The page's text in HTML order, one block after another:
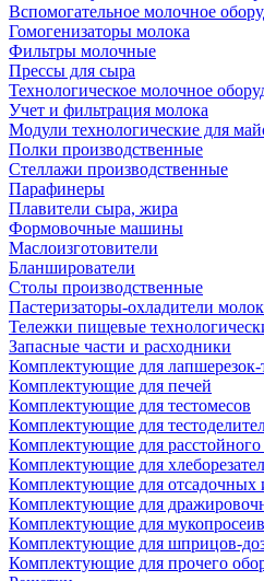
Вспомогательное молочное
Гомогенизаторы молока
Фильтры молочные
Прессы для сыра
Технологическое молочное
Учет и фильтрация молока
Модули технологические для
Полки производственные
Стеллажи производственные
Парафинеры
Плавители сыра, жира
Формовочные машины
Маслоизготовители
Бланширователи
Столы производственные
Пастеризаторы-охладители
Тележки пищевые
Запасные части и расходники
Комплектующие для лапшерезок-
Комплектующие для печей
Комплектующие для тестомесов
Комплектующие для
Комплектующие для расстойного
Комплектующие для
Комплектующие для
Комплектующие для
Комплектующие для
Комплектующие для шприцов-
Комплектующие для прочего